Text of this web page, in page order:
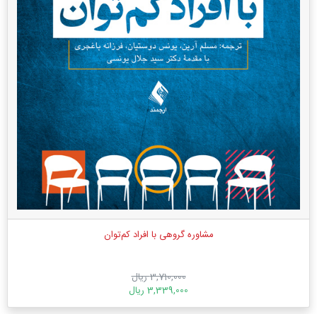
مشاوره گروهی با افراد کم‌توان
3,710,000 ریال
3,339,000 ریال